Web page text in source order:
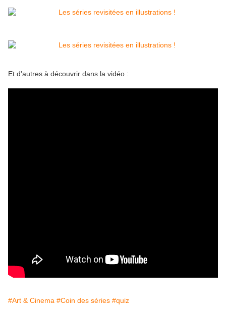
Et d'autres à découvrir dans la vidéo :
#Art & Cinema #Coin des séries #quiz